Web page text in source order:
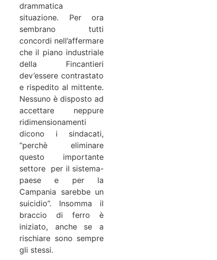
drammatica
situazione. Per ora
sembrano tutti
concordi nell’affermare
che il piano industriale
della Fincantieri
dev’essere contrastato
e rispedito al mittente.
Nessuno è disposto ad
accettare neppure
ridimensionamenti
dicono i sindacati,
“perchè eliminare
questo importante
settore per il sistema-
paese e per la
Campania sarebbe un
suicidio”. Insomma il
braccio di ferro è
iniziato, anche se a
rischiare sono sempre
gli stessi.